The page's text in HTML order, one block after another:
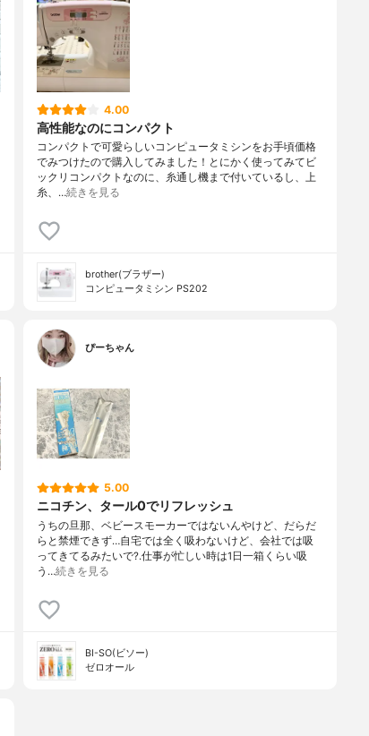
4.00
高性能なのにコンパクト
コンパクトで可愛らしいコンピュータミシンをお手頃価格
でみつけたので購入してみました！とにかく使ってみてビ
ックリコンパクトなのに、糸通し機まで付いているし、上
糸、…続きを見る
brother(ブラザー)
コンピュータミシン PS202
ぴーちゃん
5.00
ニコチン、タール0でリフレッシュ
うちの旦那、ベビースモーカーではないんやけど、だらだ
らと禁煙できず…自宅では全く吸わないけど、会社では吸
ってきてるみたいで?.仕事が忙しい時は1日一箱くらい吸
う…続きを見る
BI-SO(ビソー)
ゼロオール